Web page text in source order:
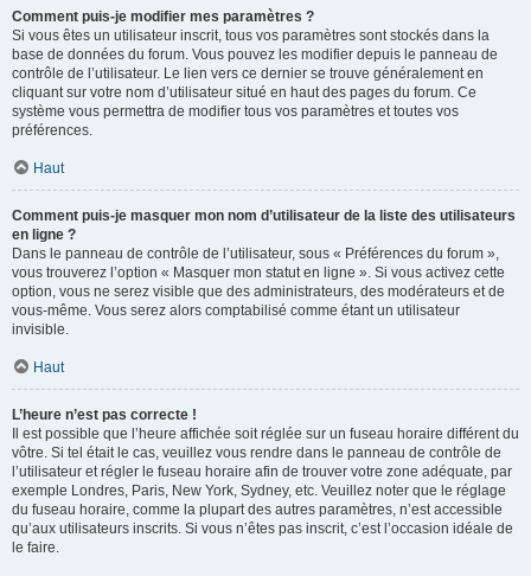
Comment puis-je modifier mes paramètres ?
Si vous êtes un utilisateur inscrit, tous vos paramètres sont stockés dans la
base de données du forum. Vous pouvez les modifier depuis le panneau de
contrôle de l’utilisateur. Le lien vers ce dernier se trouve généralement en
cliquant sur votre nom d’utilisateur situé en haut des pages du forum. Ce
système vous permettra de modifier tous vos paramètres et toutes vos
préférences.
Haut
Comment puis-je masquer mon nom d’utilisateur de la liste des utilisateurs
en ligne ?
Dans le panneau de contrôle de l’utilisateur, sous « Préférences du forum »,
vous trouverez l’option « Masquer mon statut en ligne ». Si vous activez cette
option, vous ne serez visible que des administrateurs, des modérateurs et de
vous-même. Vous serez alors comptabilisé comme étant un utilisateur
invisible.
Haut
L’heure n’est pas correcte !
Il est possible que l’heure affichée soit réglée sur un fuseau horaire différent du
vôtre. Si tel était le cas, veuillez vous rendre dans le panneau de contrôle de
l’utilisateur et régler le fuseau horaire afin de trouver votre zone adéquate, par
exemple Londres, Paris, New York, Sydney, etc. Veuillez noter que le réglage
du fuseau horaire, comme la plupart des autres paramètres, n’est accessible
qu’aux utilisateurs inscrits. Si vous n’êtes pas inscrit, c’est l’occasion idéale de
le faire.